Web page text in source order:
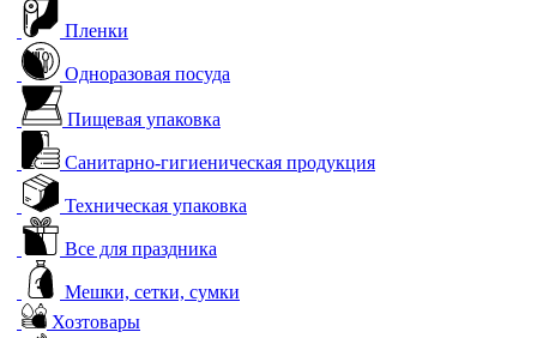
Пленки
Одноразовая посуда
Пищевая упаковка
Санитарно-гигиеническая продукция
Техническая упаковка
Все для праздника
Мешки, сетки, сумки
Хозтовары